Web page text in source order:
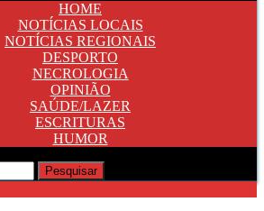
HOME
NOTÍCIAS LOCAIS
NOTÍCIAS REGIONAIS
DESPORTO
NECROLOGIA
OPINIÃO
SAÚDE/LAZER
ESCRITURAS
HUMOR